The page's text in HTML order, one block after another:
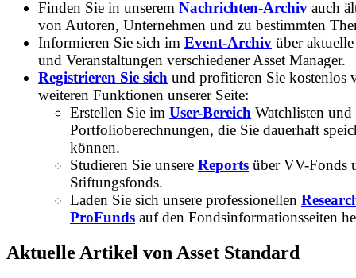
Finden Sie in unserem Nachrichten-Archiv auch
von Autoren, Unternehmen und zu bestimmten
Informieren Sie sich im Event-Archiv über
und Veranstaltungen verschiedener Asset Manager.
Registrieren Sie sich und profitieren Sie kostenlos
weiteren Funktionen unserer Seite:
Erstellen Sie im User-Bereich Watchlisten und
Portfolioberechnungen, die Sie dauerhaft
können.
Studieren Sie unsere Reports über VV-Fonds
Stiftungsfonds.
Laden Sie sich unsere professionellen
ProFunds auf den Fondsinformationsseiten
Aktuelle Artikel von Asset Standard